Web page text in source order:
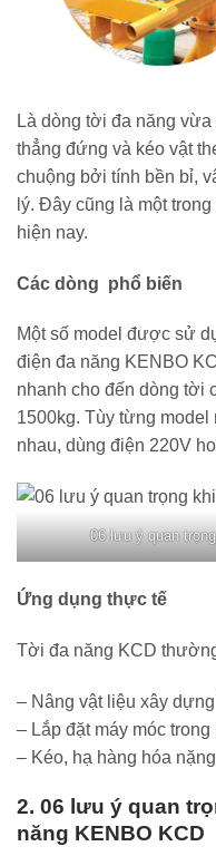
Là dòng tời đa năng
thẳng đứng và kéo vật
chuộng bởi tính bền bỉ,
lý. Đây cũng là một
hiện nay.
Các dòng phổ biến
Một số model được sử
điện đa năng KENBO
nhanh cho đến dòng tời
1500kg. Tùy từng model
nhau, dùng điện 220V
06 lưu ý quan
Ứng dụng thực tế
Tời đa năng KCD
– Nâng vật liệu xây
– Lắp đặt máy móc
– Kéo, hạ hàng hóa
2. 06 lưu ý quan
năng KENBO KCD